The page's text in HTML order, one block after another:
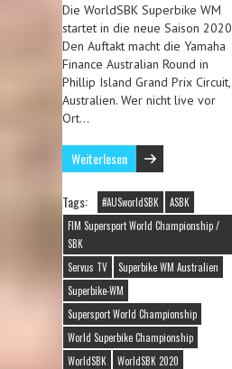
Die WorldSBK Superbike WM
startet in die neue Saison 2020
Den Auftakt macht die Yamaha
Finance Australian Round in
Phillip Island Grand Prix Circuit,
Australien. Wer nicht live vor
Ort…
Weiterlesen
Tags: #AUSworldSBK
ASBK
FIM Supersport World Championship /
SBK
Servus TV
Superbike WM Australien
Superbike-WM
Supersport World Championship
World Superbike Championship
WorldSBK
WorldSBK 2020